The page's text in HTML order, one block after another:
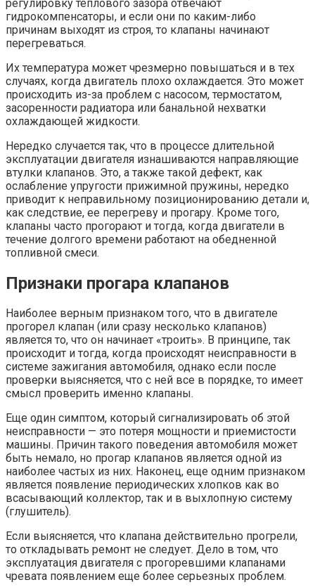
регулировку теплового зазора отвечают
гидрокомпенсаторы, и если они по каким-либо
причинам выходят из строя, то клапаны начинают
перегреваться.
Их температура может чрезмерно повышаться и в тех
случаях, когда двигатель плохо охлаждается. Это может
происходить из-за проблем с насосом, термостатом,
засоренности радиатора или банальной нехватки
охлаждающей жидкости.
Нередко случается так, что в процессе длительной
эксплуатации двигателя изнашиваются направляющие
втулки клапанов. Это, а также такой дефект, как
ослабление упругости прижимной пружины, нередко
приводит к неправильному позиционированию детали и,
как следствие, ее перегреву и прогару. Кроме того,
клапаны часто прогорают и тогда, когда двигатели в
течение долгого времени работают на обедненной
топливной смеси.
Признаки прогара клапанов
Наиболее верным признаком того, что в двигателе
прогорел клапан (или сразу несколько клапанов)
является то, что он начинает «троить». В принципе, так
происходит и тогда, когда происходят неисправности в
системе зажигания автомобиля, однако если после
проверки выясняется, что с ней все в порядке, то имеет
смысл проверить именно клапаны.
Еще один симптом, который сигнализировать об этой
неисправности — это потеря мощности и приемистости
машины. Причин такого поведения автомобиля может
быть немало, но прогар клапанов является одной из
наиболее частых из них. Наконец, еще одним признаком
является появление периодических хлопков как во
всасывающий коллектор, так и в выхлопную систему
(глушитель).
Если выясняется, что клапана действительно прогрели,
то откладывать ремонт не следует. Дело в том, что
эксплуатация двигателя с прогоревшими клапанами
чревата появлением еще более серьезных проблем.